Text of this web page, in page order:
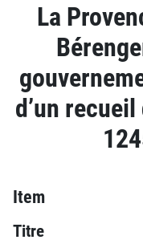
La
d’un
Item
Titre